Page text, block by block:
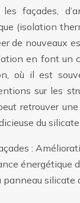
façades,
(isolation
de nouveaux
en font un
où il est
sur les
retrouver
du
:
énergétique
panneau silicate